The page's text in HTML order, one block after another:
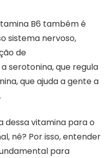
B6 também é
sistema nervoso,
de
serotonina, que regula
que ajuda a gente a
dessa vitamina para o
né? Por isso, entender
para